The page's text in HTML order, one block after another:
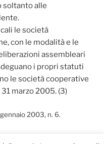
soltanto alle
le società
con le modalità e le
assembleari
i propri statuti
le società cooperative
marzo 2005. (3)
2003, n. 6.